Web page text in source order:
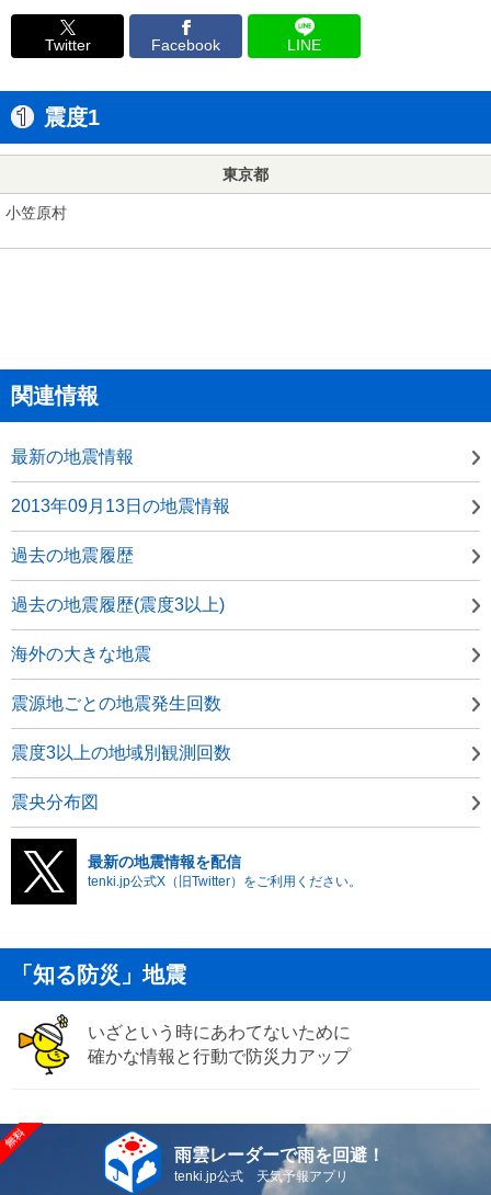
Twitter Facebook LINE
震度1
東京都
小笠原村
関連情報
最新の地震情報
2013年09月13日の地震情報
過去の地震履歴
過去の地震履歴(震度3以上)
海外の大きな地震
震源地ごとの地震発生回数
震度3以上の地域別観測回数
震央分布図
最新の地震情報を配信
tenki.jp公式X（旧Twitter）をご利用ください。
「知る防災」地震
いざという時にあわてないために
確かな情報と行動で防災力アップ
雨雲レーダーで雨を回避！
tenki.jp公式 天気予報アプリ